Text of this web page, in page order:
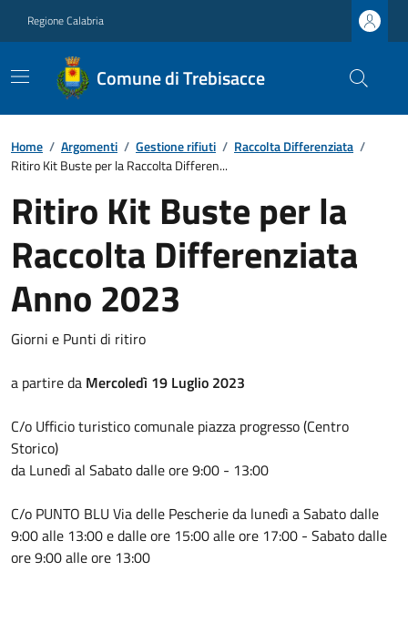
Regione Calabria
Comune di Trebisacce
Home / Argomenti / Gestione rifiuti / Raccolta Differenziata /
Ritiro Kit Buste per la Raccolta Differen...
Ritiro Kit Buste per la
Raccolta Differenziata
Anno 2023
Giorni e Punti di ritiro
a partire da Mercoledì 19 Luglio 2023
C/o Ufficio turistico comunale piazza progresso (Centro
Storico)
da Lunedì al Sabato dalle ore 9:00 - 13:00
C/o PUNTO BLU Via delle Pescherie da lunedì a Sabato dalle
9:00 alle 13:00 e dalle ore 15:00 alle ore 17:00 - Sabato dalle
ore 9:00 alle ore 13:00